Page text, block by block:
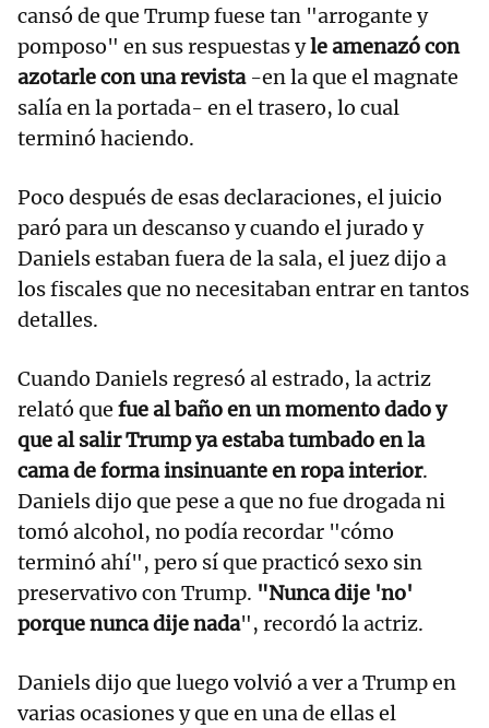
cansó de que Trump fuese tan "arrogante y
pomposo" en sus respuestas yle amenazó con
azotarle con una revista-en la que el magnate
salía en la portada- en el trasero, lo cual
terminó haciendo.
Poco después de esas declaraciones, el juicio
paró para un descanso y cuando el jurado y
Daniels estaban fuera de la sala, el juez dijo a
los fiscales que no necesitaban entrar en tantos
detalles.
Cuando Daniels regresó al estrado, la actriz
relató que fue al baño en un momento dado y
que al salir Trump ya estaba tumbado en la
cama de forma insinuante en ropa interior.
Daniels dijo que pese a que no fue drogada ni
tomó alcohol, no podía recordar "cómo
terminó ahí", pero sí que practicó sexo sin
preservativo con Trump. "Nunca dije 'no'
porque nunca dije nada", recordó la actriz.
Daniels dijo que luego volvió a ver a Trump en
varias ocasiones y que en una de ellas el